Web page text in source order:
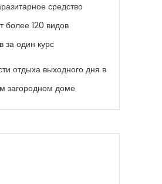
средство
более 120 видов
за один курс
отдыха выходного дня в
загородном доме